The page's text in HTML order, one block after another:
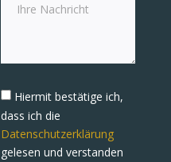
Hiermit bestätige ich,
dass ich die
Datenschutzerklärung
gelesen und verstanden